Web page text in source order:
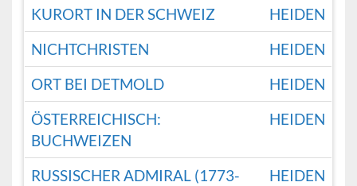
KURORT IN DER SCHWEIZ
HEIDEN
NICHTCHRISTEN
HEIDEN
ORT BEI DETMOLD
HEIDEN
ÖSTERREICHISCH:
BUCHWEIZEN
HEIDEN
RUSSISCHER ADMIRAL (1773-
HEIDEN